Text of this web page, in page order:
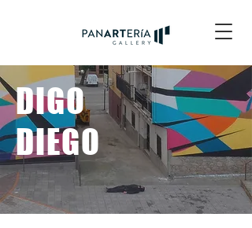
DIGO
DIEGO